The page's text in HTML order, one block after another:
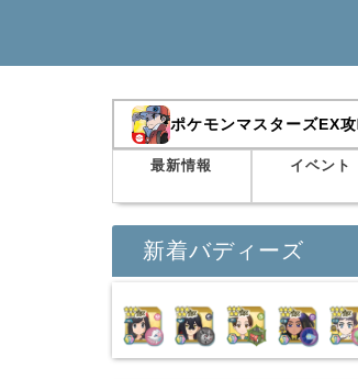
ポケモンマスターズEX
最新情報 イベント
新着バディーズ